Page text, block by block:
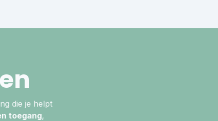
die je helpt
toegang,